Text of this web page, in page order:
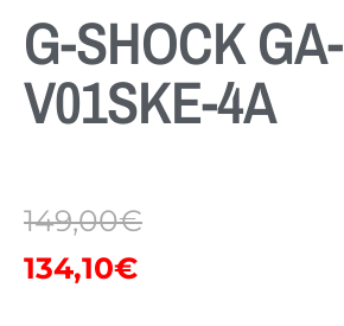
G-SHOCK GA-
V01SKE-4A
149,00€
134,10€